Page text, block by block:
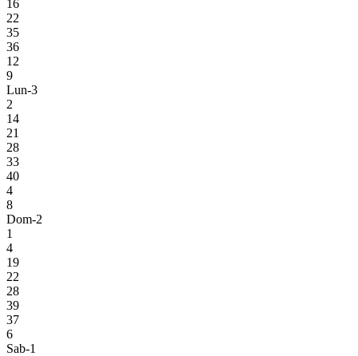
16
22
35
36
12
9
Lun-3
2
14
21
28
33
40
4
8
Dom-2
1
4
19
22
28
39
37
6
Sab-1